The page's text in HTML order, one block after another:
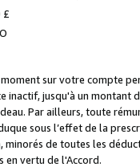
£
sur votre compte
inactif, jusqu'à un montant
Par ailleurs, toute
sous l’effet de la
de toutes les
en vertu de l'Accord.